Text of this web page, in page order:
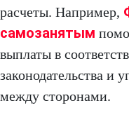
расчеты. Например,
самозанятым
выплаты в
законодательства и
между сторонами.